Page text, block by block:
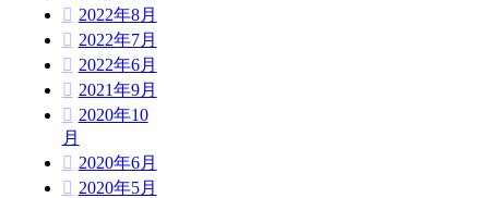
2022年8月
2022年7月
2022年6月
2021年9月
2020年10
月
2020年6月
2020年5月